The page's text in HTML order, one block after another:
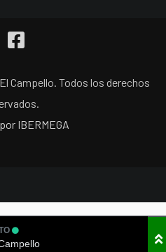
Campello. Todos los derechos
IBERMEGA